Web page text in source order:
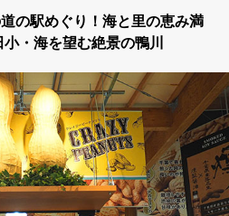
の駅めぐり！海と里の恵み満
・海を望む絶景の鴨川